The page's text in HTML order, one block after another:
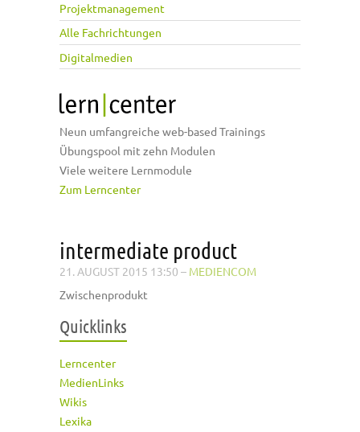
Projektmanagement
Alle Fachrichtungen
Digitalmedien
Neun umfangreiche web-based Trainings
Übungspool mit zehn Modulen
Viele weitere Lernmodule
Zum Lerncenter
intermediate product
21. AUGUST 2015 13:50 – MEDIENCOM
Zwischenprodukt
Quicklinks
Lerncenter
MedienLinks
Wikis
Lexika